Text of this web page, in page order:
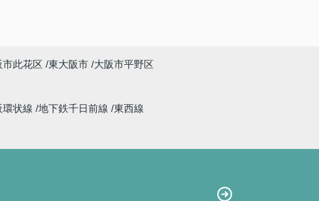
市此花区 東大阪市 大阪市平野区
環状線 地下鉄千日前線 東西線